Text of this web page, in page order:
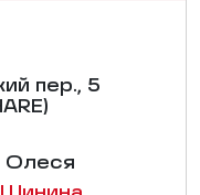
пер., 5
Олеся